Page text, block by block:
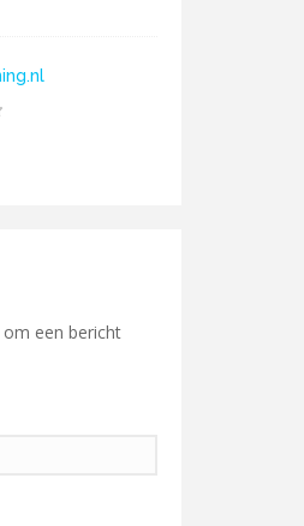
een bericht